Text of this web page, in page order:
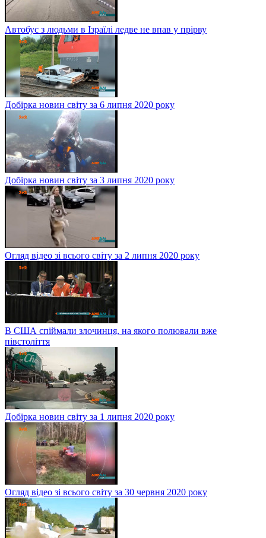
Автобус з людьми в Ізраїлі ледве не впав у прірву
Добірка новин світу за 6 липня 2020 року
Добірка новин світу за 3 липня 2020 року
Огляд відео зі всього світу за 2 липня 2020 року
В США спіймали злочинця, на якого полювали вже
півстоліття
Добірка новин світу за 1 липня 2020 року
Огляд відео зі всього світу за 30 червня 2020 року